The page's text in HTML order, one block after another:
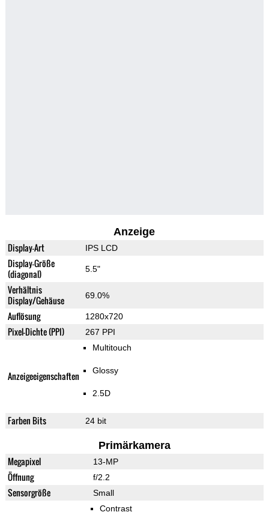
Anzeige
Display-Art IPS LCD
Display-Größe
(diagonal)
5.5"
Verhältnis
Display/Gehäuse
69.0%
Auflösung 1280x720
Pixel-Dichte (PPI) 267 PPI
Anzeigeeigenschaften
Multitouch
Glossy
2.5D
Farben Bits 24 bit
Primärkamera
Megapixel 13-MP
Öffnung f/2.2
Sensorgröße Small
Contrast